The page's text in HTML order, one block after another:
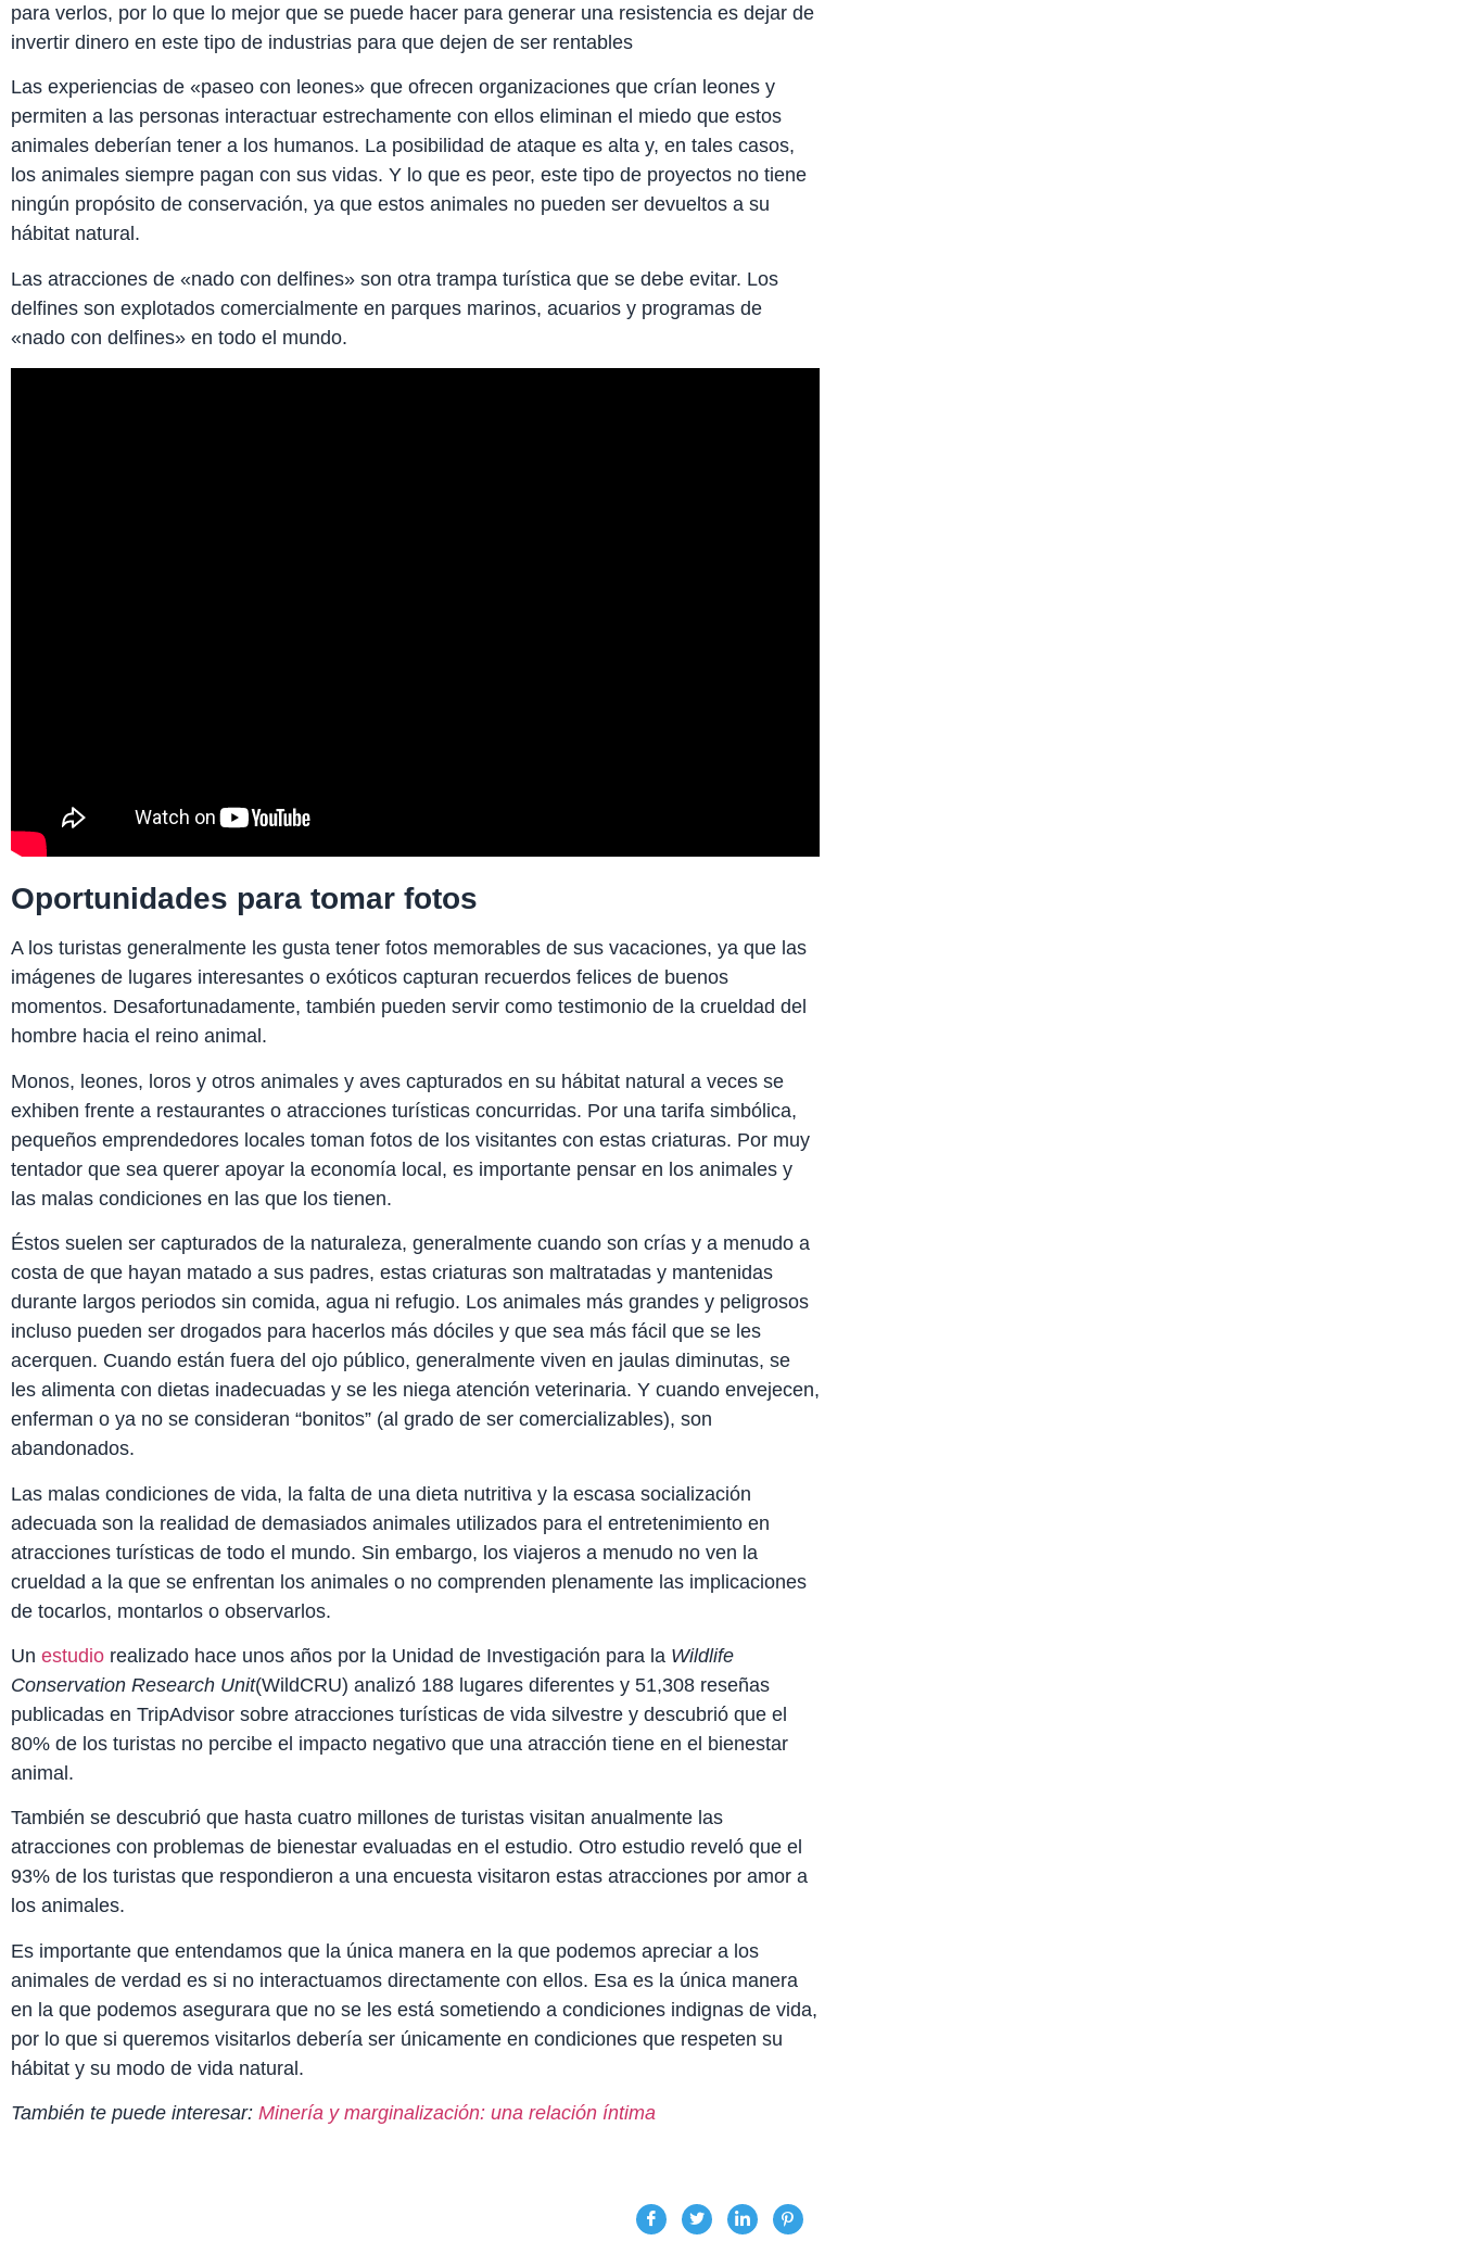
para verlos, por lo que lo mejor que se puede hacer para generar una resistencia es dejar de
invertir dinero en este tipo de industrias para que dejen de ser rentables
Las experiencias de «paseo con leones» que ofrecen organizaciones que crían leones y
permiten a las personas interactuar estrechamente con ellos eliminan el miedo que estos
animales deberían tener a los humanos. La posibilidad de ataque es alta y, en tales casos,
los animales siempre pagan con sus vidas. Y lo que es peor, este tipo de proyectos no tiene
ningún propósito de conservación, ya que estos animales no pueden ser devueltos a su
hábitat natural.
Las atracciones de «nado con delfines» son otra trampa turística que se debe evitar. Los
delfines son explotados comercialmente en parques marinos, acuarios y programas de
«nado con delfines» en todo el mundo.
Oportunidades para tomar fotos
A los turistas generalmente les gusta tener fotos memorables de sus vacaciones, ya que las
imágenes de lugares interesantes o exóticos capturan recuerdos felices de buenos
momentos. Desafortunadamente, también pueden servir como testimonio de la crueldad del
hombre hacia el reino animal.
Monos, leones, loros y otros animales y aves capturados en su hábitat natural a veces se
exhiben frente a restaurantes o atracciones turísticas concurridas. Por una tarifa simbólica,
pequeños emprendedores locales toman fotos de los visitantes con estas criaturas. Por muy
tentador que sea querer apoyar la economía local, es importante pensar en los animales y
las malas condiciones en las que los tienen.
Éstos suelen ser capturados de la naturaleza, generalmente cuando son crías y a menudo a
costa de que hayan matado a sus padres, estas criaturas son maltratadas y mantenidas
durante largos periodos sin comida, agua ni refugio. Los animales más grandes y peligrosos
incluso pueden ser drogados para hacerlos más dóciles y que sea más fácil que se les
acerquen. Cuando están fuera del ojo público, generalmente viven en jaulas diminutas, se
les alimenta con dietas inadecuadas y se les niega atención veterinaria. Y cuando envejecen,
enferman o ya no se consideran “bonitos” (al grado de ser comercializables), son
abandonados.
Las malas condiciones de vida, la falta de una dieta nutritiva y la escasa socialización
adecuada son la realidad de demasiados animales utilizados para el entretenimiento en
atracciones turísticas de todo el mundo. Sin embargo, los viajeros a menudo no ven la
crueldad a la que se enfrentan los animales o no comprenden plenamente las implicaciones
de tocarlos, montarlos o observarlos.
Un estudio realizado hace unos años por la Unidad de Investigación para la Wildlife
Conservation Research Unit(WildCRU) analizó 188 lugares diferentes y 51,308 reseñas
publicadas en TripAdvisor sobre atracciones turísticas de vida silvestre y descubrió que el
80% de los turistas no percibe el impacto negativo que una atracción tiene en el bienestar
animal.
También se descubrió que hasta cuatro millones de turistas visitan anualmente las
atracciones con problemas de bienestar evaluadas en el estudio. Otro estudio reveló que el
93% de los turistas que respondieron a una encuesta visitaron estas atracciones por amor a
los animales.
Es importante que entendamos que la única manera en la que podemos apreciar a los
animales de verdad es si no interactuamos directamente con ellos. Esa es la única manera
en la que podemos asegurara que no se les está sometiendo a condiciones indignas de vida,
por lo que si queremos visitarlos debería ser únicamente en condiciones que respeten su
hábitat y su modo de vida natural.
También te puede interesar: Minería y marginalización: una relación íntima